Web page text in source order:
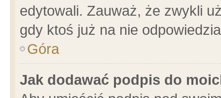
edytowali. Zauważ, że zwykli
gdy ktoś już na nie
Góra
Jak dodawać podpis do